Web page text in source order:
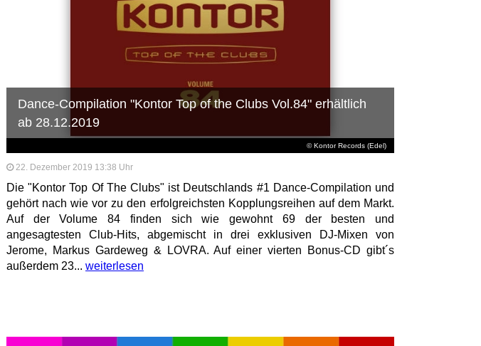
© Kontor Records (Edel)
Dance-Compilation "Kontor Top of the Clubs Vol.84" erhältlich
ab 28.12.2019
22. Dezember 2019 13:38 Uhr
Die "Kontor Top Of The Clubs" ist Deutschlands #1 Dance-Compilation und
gehört nach wie vor zu den erfolgreichsten Kopplungsreihen auf dem Markt.
Auf der Volume 84 finden sich wie gewohnt 69 der besten und
angesagtesten Club-Hits, abgemischt in drei exklusiven DJ-Mixen von
Jerome, Markus Gardeweg & LOVRA. Auf einer vierten Bonus-CD gibt´s
außerdem 23... weiterlesen